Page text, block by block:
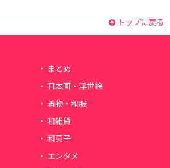
トップに戻る
まとめ
日本画・浮世絵
着物・和服
和雑貨
和菓子
エンタメ